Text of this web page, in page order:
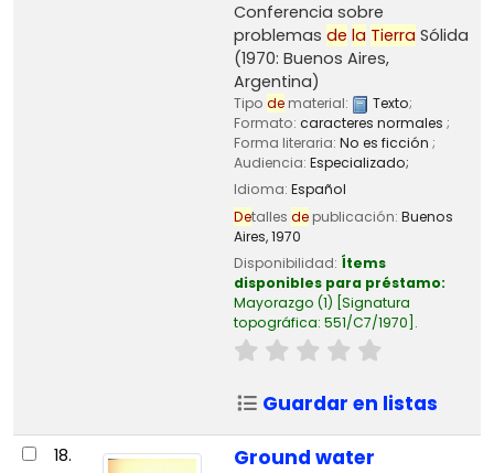
Conferencia sobre
problemas de la Tierra Sólida
(1970: Buenos Aires,
Argentina)
Tipo dematerial: Texto;
Formato: caracteres normales ;
Forma literaria: No es ficción ;
Audiencia: Especializado;
Idioma: Español
Detalles depublicación: Buenos
Aires,1970
Disponibilidad: Ítems
disponibles para préstamo:
Mayorazgo (1) Signatura
topográfica: 551/C7/1970 .
Guardar en listas
18. Ground water